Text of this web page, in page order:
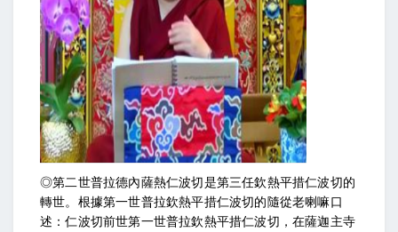
◎第二世普拉德內薩熱仁波切是第三任欽熱平措仁波切的
轉世。根據第一世普拉欽熱平措仁波切的隨從老喇嘛口
述：仁波切前世第一世普拉欽熱平措仁波切，在薩迦主寺